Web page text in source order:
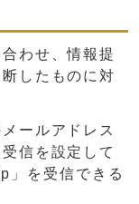
わせ、情報提
したものに対
ールアドレス
信を設定して
を受信できる